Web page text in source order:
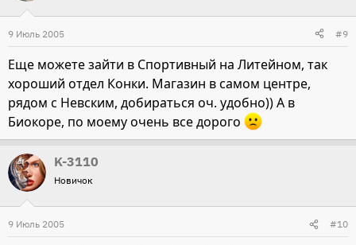
9 Июль 2005 #9
Еще можете зайти в Спортивный на Литейном, так
хороший отдел Конки. Магазин в самом центре,
рядом с Невским, добираться оч. удобно)) А в
Биокоре, по моему очень все дорого
K-3110
Новичок
9 Июль 2005 #10